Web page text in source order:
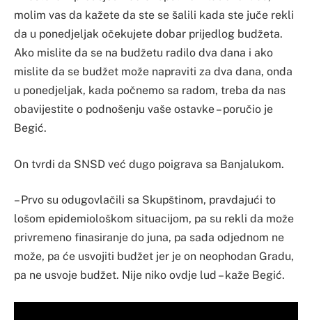
molim vas da kažete da ste se šalili kada ste juče rekli
da u ponedjeljak očekujete dobar prijedlog budžeta.
Ako mislite da se na budžetu radilo dva dana i ako
mislite da se budžet može napraviti za dva dana, onda
u ponedjeljak, kada počnemo sa radom, treba da nas
obavijestite o podnošenju vaše ostavke – poručio je
Begić.
On tvrdi da SNSD već dugo poigrava sa Banjalukom.
– Prvo su odugovlačili sa Skupštinom, pravdajući to
lošom epidemiološkom situacijom, pa su rekli da može
privremeno finasiranje do juna, pa sada odjednom ne
može, pa će usvojiti budžet jer je on neophodan Gradu,
pa ne usvoje budžet. Nije niko ovdje lud – kaže Begić.